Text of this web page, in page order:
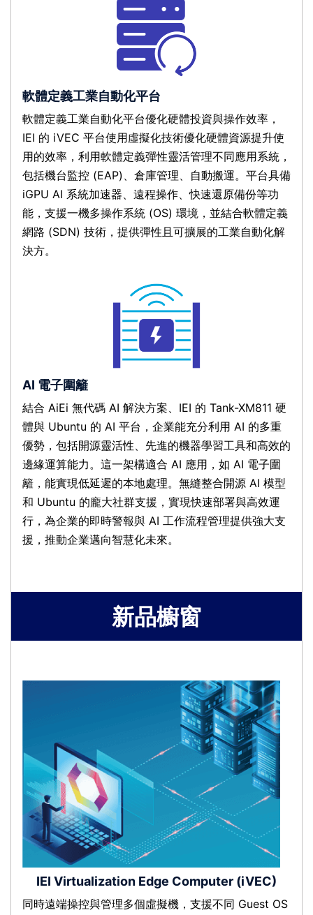
軟體定義工業自動化平台
軟體定義工業自動化平台優化硬體投資與操作效率，
IEI 的 iVEC 平台使用虛擬化技術優化硬體資源提升使
用的效率，利用軟體定義彈性靈活管理不同應用系統，
包括機台監控 (EAP)、倉庫管理、自動搬運。平台具備
iGPU AI 系統加速器、遠程操作、快速還原備份等功
能，支援一機多操作系統 (OS) 環境，並結合軟體定義
網路 (SDN) 技術，提供彈性且可擴展的工業自動化解
決方。
AI 電子圍籬
結合 AiEi 無代碼 AI 解決方案、IEI 的 Tank-XM811 硬
體與 Ubuntu 的 AI 平台，企業能充分利用 AI 的多重
優勢，包括開源靈活性、先進的機器學習工具和高效的
邊緣運算能力。這一架構適合 AI 應用，如 AI 電子圍
籬，能實現低延遲的本地處理。無縫整合開源 AI 模型
和 Ubuntu 的龐大社群支援，實現快速部署與高效運
行，為企業的即時警報與 AI 工作流程管理提供強大支
援，推動企業邁向智慧化未來。
新品櫥窗
IEI Virtualization Edge Computer (iVEC)
同時遠端操控與管理多個虛擬機，支援不同 Guest OS